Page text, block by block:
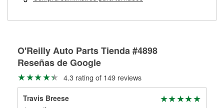
partes de reemplazo correctas para tu reparación.
O'Reilly Auto Parts Tienda #4898
Reseñas de Google
4.3 rating of 149 reviews
Travis Breese